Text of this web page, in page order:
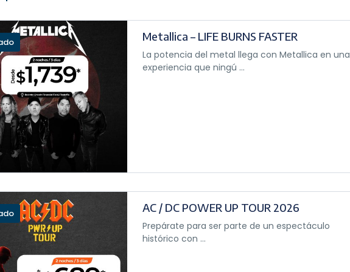
Metallica – LIFE BURNS FASTER
La potencia del metal llega con Metallica en una
experiencia que ningú ...
AC / DC POWER UP TOUR 2026
Prepárate para ser parte de un espectáculo
histórico con ...